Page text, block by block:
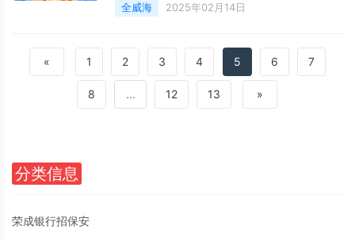
全威海 2025年02月14日
« 1 2 3 4 5 6 7
8 ... 12 13 »
分类信息
荣成银行招保安